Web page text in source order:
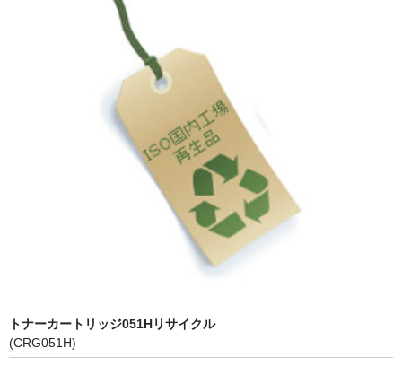
特定商取引法に基づく表示
トナー・ドラム交換・修理
動画で分かる
トナーカートリッジ051Hリサイクル
(CRG051H)